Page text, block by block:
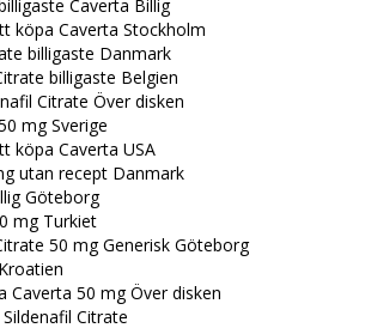
Caverta Billig
köpa Caverta Stockholm
billigaste Danmark
billigaste Belgien
Citrate Över disken
mg Sverige
köpa Caverta USA
utan recept Danmark
Göteborg
mg Turkiet
50 mg Generisk Göteborg
Caverta 50 mg Över disken
Citrate